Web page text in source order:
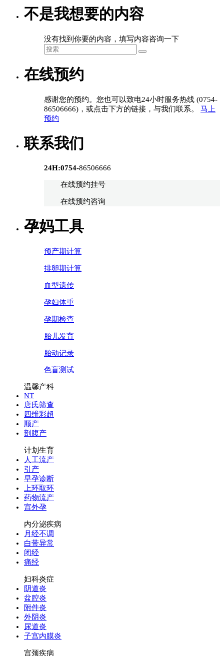
不是我想要的内容
没有找到你要的内容，填写内容咨询一下
在线预约
感谢您的预约。您也可以致电24小时服务热线 (0754-
86506666)，或点击下方的链接，与我们联系。
马上
预约
联系我们
24H:0754-86506666
在线预约挂号
在线预约咨询
孕妈工具
预产期计算
排卵期计算
血型遗传
孕妇体重
孕期检查
胎儿发育
胎动记录
色盲测试
温馨产科
NT
唐氏筛查
四维彩超
顺产
剖腹产
计划生育
人工流产
引产
早孕诊断
上环取环
药物流产
宫外孕
内分泌疾病
月经不调
白带异常
闭经
痛经
妇科炎症
阴道炎
盆腔炎
附件炎
外阴炎
尿道炎
子宫内膜炎
宫颈疾病